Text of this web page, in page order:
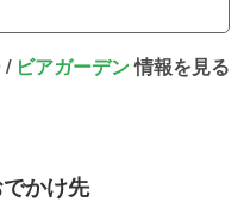
/ ビアガーデン情報を見る
かけ先